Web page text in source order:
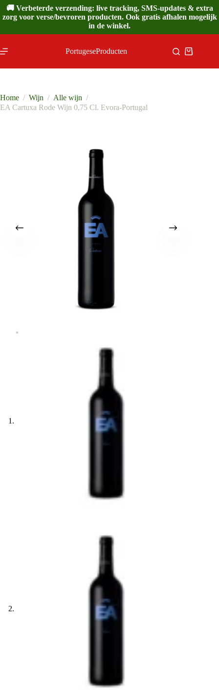
Ga
naar
de
🚚 Verbeterde verzending: live tracking, SMS-updates & extra
zorg voor verse/bevroren producten. Ook gratis afhalen mogelijk
in de winkel.
PortugeseProducten
Home / Wijn / Alle wijn /
EA Cartuxa Rode Wijn 0,75 Cl. Evora-Portugal